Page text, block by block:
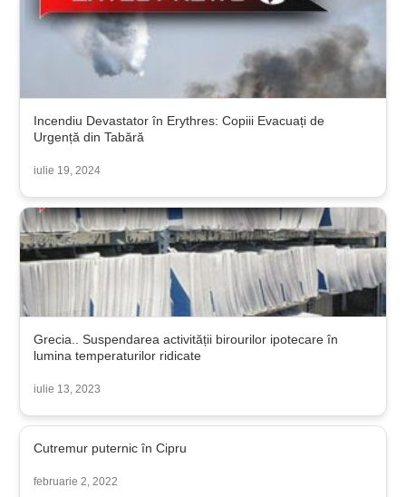
Incendiu Devastator în Erythres: Copiii Evacuați de
Urgență din Tabără
iulie 19, 2024
Grecia.. Suspendarea activității birourilor ipotecare în
lumina temperaturilor ridicate
iulie 13, 2023
Cutremur puternic în Cipru
februarie 2, 2022